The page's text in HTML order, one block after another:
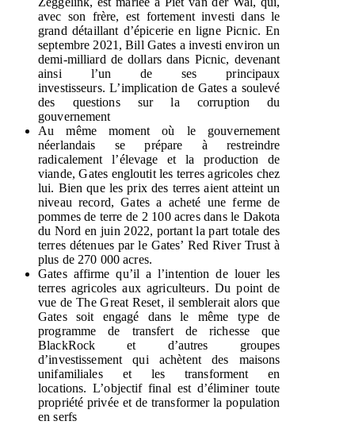
avec son frère, est fortement investi dans le
grand détaillant d’épicerie en ligne Picnic. En
septembre 2021, Bill Gates a investi environ un
demi-milliard de dollars dans Picnic, devenant
ainsi l’un de ses principaux
investisseurs. L’implication de Gates a soulevé
des questions sur la corruption du
gouvernement
Au même moment où le gouvernement
néerlandais se prépare à restreindre
radicalement l’élevage et la production de
viande, Gates engloutit les terres agricoles chez
lui. Bien que les prix des terres aient atteint un
niveau record, Gates a acheté une ferme de
pommes de terre de 2 100 acres dans le Dakota
du Nord en juin 2022, portant la part totale des
terres détenues par le Gates’ Red River Trust à
plus de 270 000 acres.
Gates affirme qu’il a l’intention de louer les
terres agricoles aux agriculteurs. Du point de
vue de The Great Reset, il semblerait alors que
Gates soit engagé dans le même type de
programme de transfert de richesse que
BlackRock et d’autres groupes
d’investissement qui achètent des maisons
unifamiliales et les transforment en
locations. L’objectif final est d’éliminer toute
propriété privée et de transformer la population
en serfs